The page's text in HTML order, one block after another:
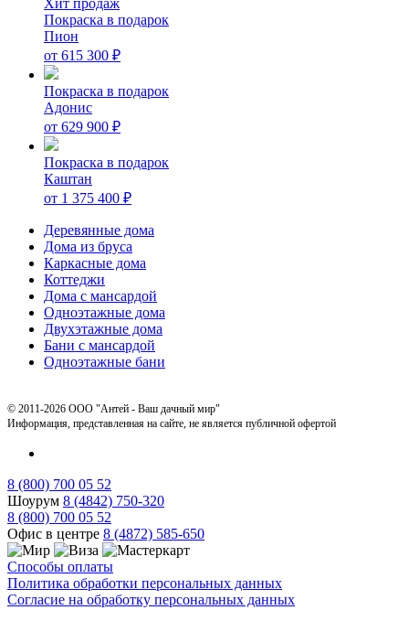
Покраска в подарок
Пион
от 615 300 ₽
Покраска в подарок
Адонис
от 629 900 ₽
Покраска в подарок
Каштан
от 1 375 400 ₽
Деревянные дома
Дома из бруса
Каркасные дома
Коттеджи
Дома с мансардой
Одноэтажные дома
Двухэтажные дома
Бани с мансардой
Одноэтажные бани
© 2011-2026 ООО "Антей - Ваш дачный мир"
Информация, представленная на сайте, не является публичной офертой
8 (800) 700 05 52
Шоурум 8 (4842) 750-320
8 (800) 700 05 52
Офис в центре 8 (4872) 585-650
Способы оплаты
Политика обработки персональных данных
Согласие на обработку персональных данных